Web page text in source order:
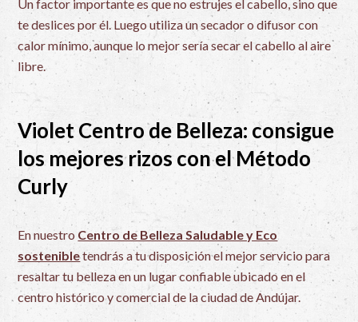
Un factor importante es que no estrujes el cabello, sino que
te deslices por él. Luego utiliza un secador o difusor con
calor mínimo, aunque lo mejor sería secar el cabello al aire
libre.
Violet Centro de Belleza: consigue
los mejores rizos con el Método
Curly
En nuestro Centro de Belleza Saludable y Eco
sostenibletendrás a tu disposición el mejor servicio para
resaltar tu belleza en un lugar confiable ubicado en el
centro histórico y comercial de la ciudad de Andújar.